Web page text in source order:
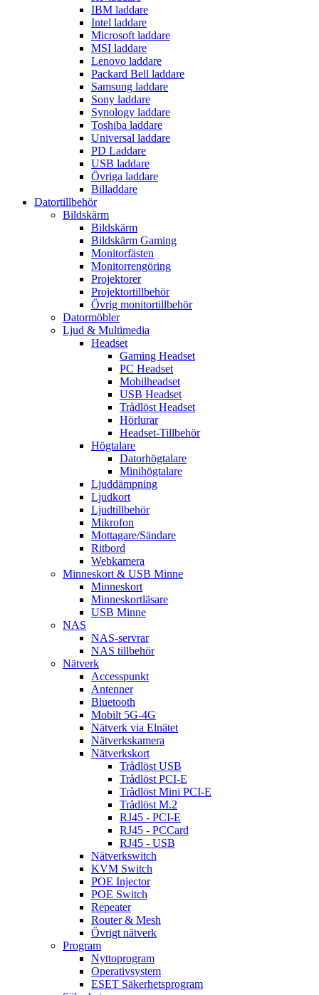
IBM laddare
Intel laddare
Microsoft laddare
MSI laddare
Lenovo laddare
Packard Bell laddare
Samsung laddare
Sony laddare
Synology laddare
Toshiba laddare
Universal laddare
PD Laddare
USB laddare
Övriga laddare
Billaddare
Datortillbehör
Bildskärm
Bildskärm
Bildskärm Gaming
Monitorfästen
Monitorrengöring
Projektorer
Projektortillbehör
Övrig monitortillbehör
Datormöbler
Ljud & Multimedia
Headset
Gaming Headset
PC Headset
Mobilheadset
USB Headset
Trådlöst Headset
Hörlurar
Headset-Tillbehör
Högtalare
Datorhögtalare
Minihögtalare
Ljuddämpning
Ljudkort
Ljudtillbehör
Mikrofon
Mottagare/Sändare
Ritbord
Webkamera
Minneskort & USB Minne
Minneskort
Minneskortläsare
USB Minne
NAS
NAS-servrar
NAS tillbehör
Nätverk
Accesspunkt
Antenner
Bluetooth
Mobilt 5G-4G
Nätverk via Elnätet
Nätverkskamera
Nätverkskort
Trådlöst USB
Trådlöst PCI-E
Trådlöst Mini PCI-E
Trådlöst M.2
RJ45 - PCI-E
RJ45 - PCCard
RJ45 - USB
Nätverkswitch
KVM Switch
POE Injector
POE Switch
Repeater
Router & Mesh
Övrigt nätverk
Program
Nyttoprogram
Operativsystem
ESET Säkerhetsprogram